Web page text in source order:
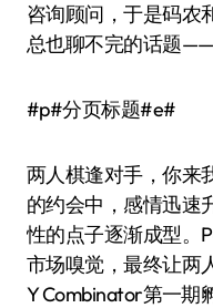
咨询顾问，于是码农
总也聊不完的话题——
#p#分页标题#e#
两人棋逢对手，你来
的约会中，感情迅速
性的点子逐渐成型。
市场嗅觉，最终让两
Y Combinator第一期